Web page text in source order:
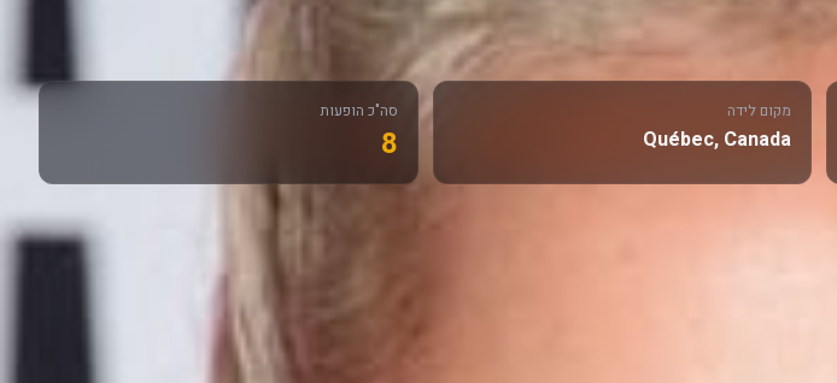
מקום לידה
Québec, Canada
סה"כ הופעות
8